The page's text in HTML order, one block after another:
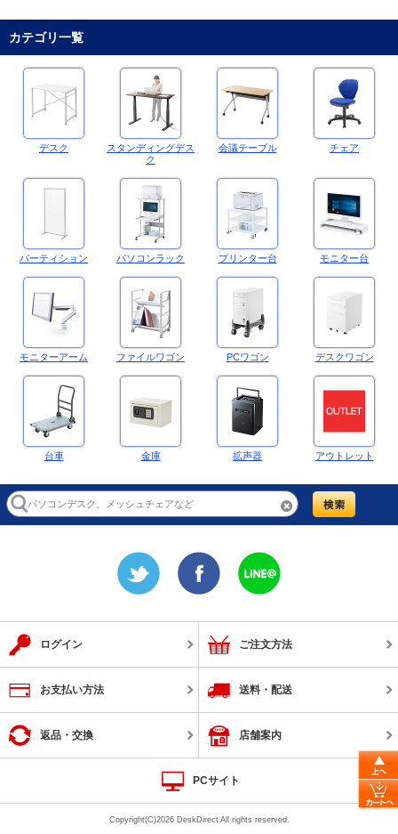
カテゴリ一覧
デスク
スタンディングデス
ク
会議テーブル チェア
パーティション パソコンラック プリンター台 モニター台
モニターアーム ファイルワゴン PCワゴン デスクワゴン
台車 金庫 拡声器 アウトレット
ログイン ご注文方法
お支払い方法 送料・配送
返品・交換 店舗案内
PCサイト
Copyright(C)2026 DeskDirect All rights reserved.